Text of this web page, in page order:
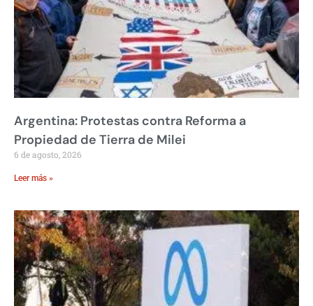
Argentina: Protestas contra Reforma a
Propiedad de Tierra de Milei
6 de agosto, 2026
Leer más »